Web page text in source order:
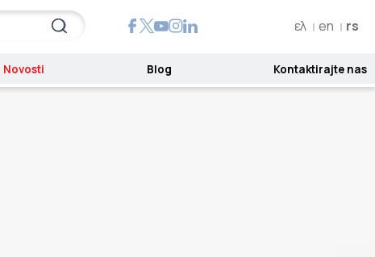
ελ en rs
Novosti Blog Kontaktirajte nas